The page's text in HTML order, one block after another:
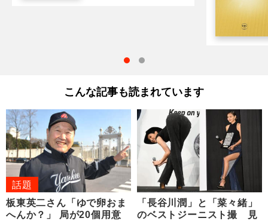
こんな記事も読まれています
話題
板東英二さん「ゆで卵おま
へんか？」 局が20個用意
「長谷川潤」と「菜々緒」
のベストジーニスト撮 見